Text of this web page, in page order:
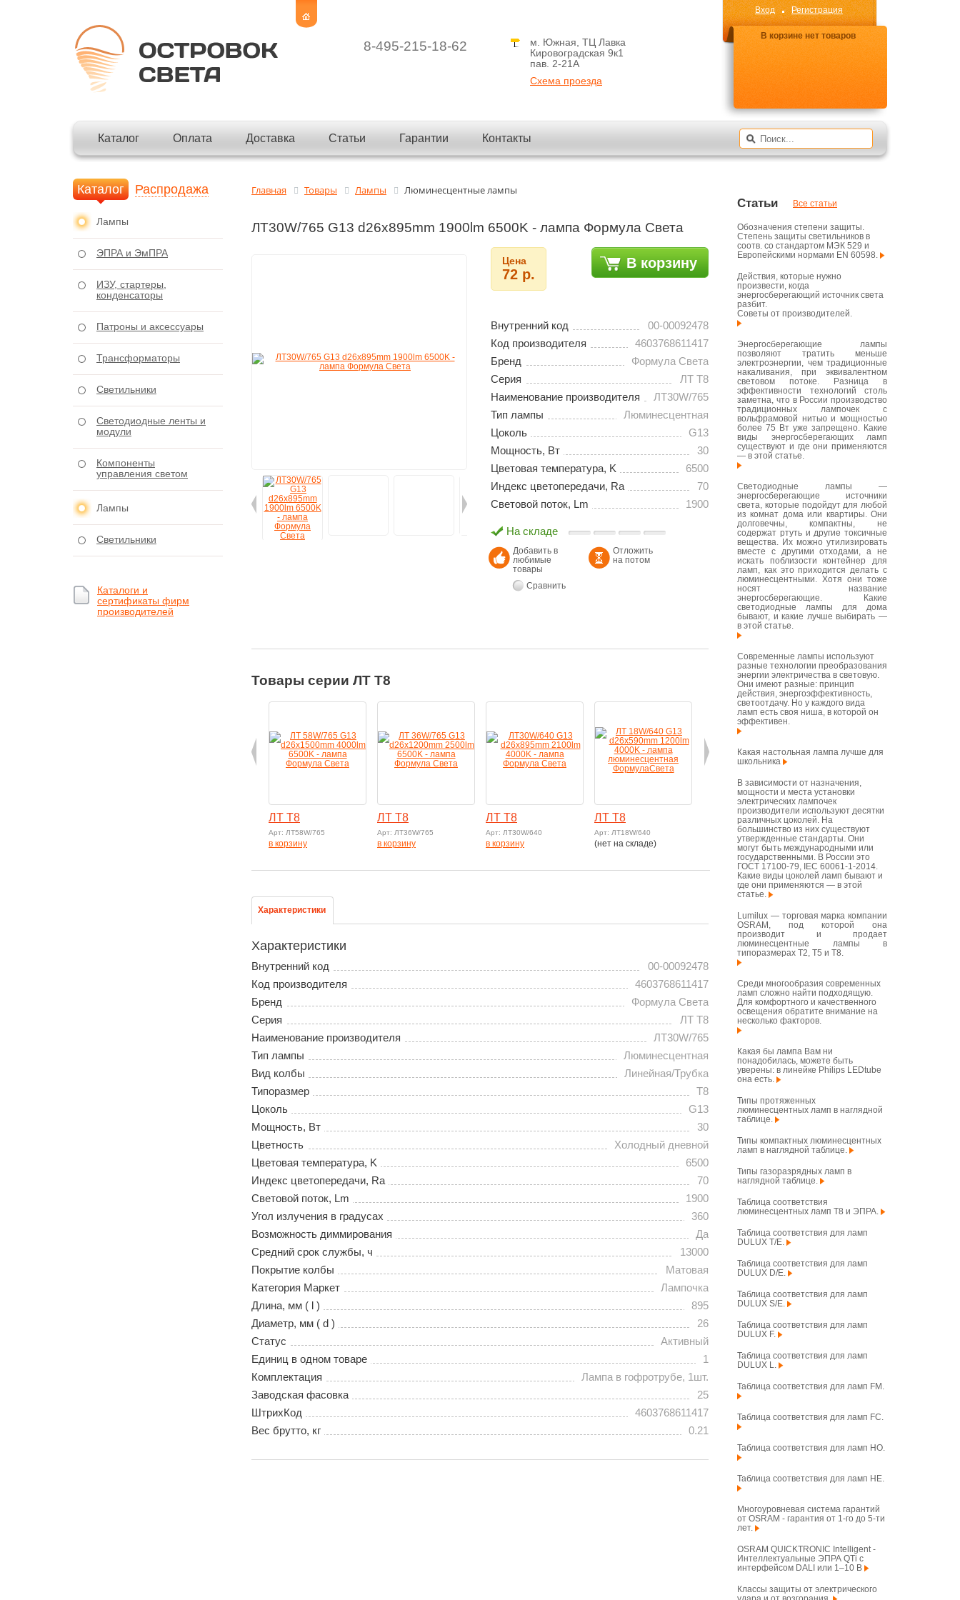
8-495-215-18-62
м. Южная, ТЦ Лавка
Кировоградская 9к1
пав. 2-21A
Схема проезда
Вход Регистрация
В корзине нет товаров
Каталог Оплата Доставка Статьи Гарантии Контакты
Главная Товары Лампы Люминесцентные лампы
ЛТ30W/765 G13 d26x895mm 1900lm 6500K - лампа Формула Света
Цена
72 р.
В корзину
Внутренний код
00-00092478
Код производителя
4603768611417
Бренд
Формула Света
Серия
ЛТ T8
Наименование производителя
ЛТ30W/765
Тип лампы
Люминесцентная
Цоколь
G13
Мощность, Вт
30
Цветовая температура, K
6500
Индекс цветопередачи, Ra
70
Световой поток, Lm
1900
На складе
Добавить в
любимые
товары
Отложить
на потом
Сравнить
Товары серии ЛТ T8
ЛТ T8
Арт: ЛТ58W/765
в корзину
ЛТ T8
Арт: ЛТ36W/765
в корзину
ЛТ T8
Арт: ЛТ30W/640
в корзину
ЛТ T8
Арт: ЛТ18W/640
(нет на складе)
Арт: ЛТ18W/765
в корзину
ЛТ T8
Арт: ЛТ15W/765
в корзину
Характеристики
Характеристики
Внутренний код
00-00092478
Код производителя
4603768611417
Бренд
Формула Света
Серия
ЛТ T8
Наименование производителя
ЛТ30W/765
Тип лампы
Люминесцентная
Вид колбы
Линейная/Трубка
Типоразмер
T8
Цоколь
G13
Мощность, Вт
30
Цветность
Холодный дневной
Цветовая температура, K
6500
Индекс цветопередачи, Ra
70
Световой поток, Lm
1900
Угол излучения в градусах
360
Возможность диммирования
Да
Средний срок службы, ч
13000
Покрытие колбы
Матовая
Категория Маркет
Лампочка
Длина, мм ( l )
895
Диаметр, мм ( d )
26
Статус
Активный
Единиц в одном товаре
1
Комплектация
Лампа в гофротрубе, 1шт.
Заводская фасовка
25
ШтрихКод
4603768611417
Вес брутто, кг
0.21
Каталог Распродажа
Лампы
ЭПРА и ЭмПРА
ИЗУ, стартеры,
конденсаторы
Патроны и аксессуары
Трансформаторы
Светильники
Светодиодные ленты и
модули
Компоненты
управления светом
Лампы
Светильники
Каталоги и
сертификаты фирм
производителей
Статьи Все статьи
Обозначения степени защиты.
Степень защиты светильников в
соотв. со стандартом МЭК 529 и
Европейскими нормами EN 60598.
Действия, которые нужно
произвести, когда
энергосберегающий источник света
разбит.
Советы от производителей.
Энергосберегающие лампы
позволяют тратить меньше
электроэнергии, чем традиционные
накаливания, при эквивалентном
световом потоке. Разница в
эффективности технологий столь
заметна, что в России производство
традиционных лампочек с
вольфрамовой нитью и мощностью
более 75 Вт уже запрещено. Какие
виды энергосберегающих ламп
существуют и где они применяются
— в этой статье.
Светодиодные лампы —
энергосберегающие источники
света, которые подойдут для любой
из комнат дома или квартиры. Они
долговечны, компактны, не
содержат ртуть и другие токсичные
вещества. Их можно утилизировать
вместе с другими отходами, а не
искать поблизости контейнер для
ламп, как это приходится делать с
люминесцентными. Хотя они тоже
носят название
энергосберегающие. Какие
светодиодные лампы для дома
бывают, и какие лучше выбирать —
в этой статье.
Современные лампы используют
разные технологии преобразования
энергии электричества в световую.
Они имеют разные: принцип
действия, энергоэффективность,
светоотдачу. Но у каждого вида
ламп есть своя ниша, в которой он
эффективен.
Какая настольная лампа лучше для
школьника
В зависимости от назначения,
мощности и места установки
электрических лампочек
производители используют десятки
различных цоколей. На
большинство из них существуют
утвержденные стандарты. Они
могут быть международными или
государственными. В России это
ГОСТ 17100-79, IEC 60061-1-2014.
Какие виды цоколей ламп бывают и
где они применяются — в этой
статье.
Lumilux — торговая марка компании
OSRAM, под которой она
производит и продает
люминесцентные лампы в
типоразмерах T2, T5 и T8.
Среди многообразия современных
ламп сложно найти подходящую.
Для комфортного и качественного
освещения обратите внимание на
несколько факторов.
Какая бы лампа Вам ни
понадобилась, можете быть
уверены: в линейке Philips LEDtube
она есть.
Типы протяженных
люминесцентных ламп в наглядной
таблице.
Типы компактных люминесцентных
ламп в наглядной таблице.
Типы газоразрядных ламп в
наглядной таблице.
Таблица соответствия
люминесцентных ламп T8 и ЭПРА.
Таблица соответствия для ламп
DULUX T/E.
Таблица соответствия для ламп
DULUX D/E.
Таблица соответствия для ламп
DULUX S/E.
Таблица соответствия для ламп
DULUX F.
Таблица соответствия для ламп
DULUX L.
Таблица соответствия для ламп FM.
Таблица соответствия для ламп FC.
Таблица соответствия для ламп HO.
Таблица соответствия для ламп HE.
Многоуровневая система гарантий
от OSRAM - гарантия от 1-го до 5-ти
лет.
OSRAM QUICKTRONIC Intelligent -
Интеллектуальные ЭПРА QTi с
интерфейсом DALI или 1–10 В
Классы защиты от электрического